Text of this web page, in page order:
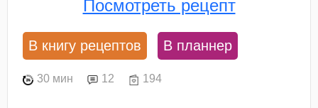
Посмотреть рецепт
В книгу рецептов В планнер
30 мин 12 194